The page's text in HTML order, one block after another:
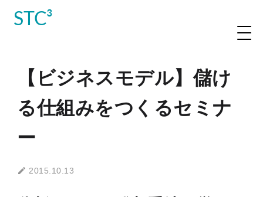
STC³
【ビジネスモデル】儲け
る仕組みをつくるセミナ
ー
2015.10.13